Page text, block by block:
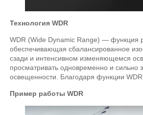
Технология WDR
WDR (Wide Dynamic Range) — функция
обеспечивающая сбалансированное
сзади и интенсивном изменяющемся
просматривать одновременно и сильно
освещенности. Благодаря функции
Пример работы WDR